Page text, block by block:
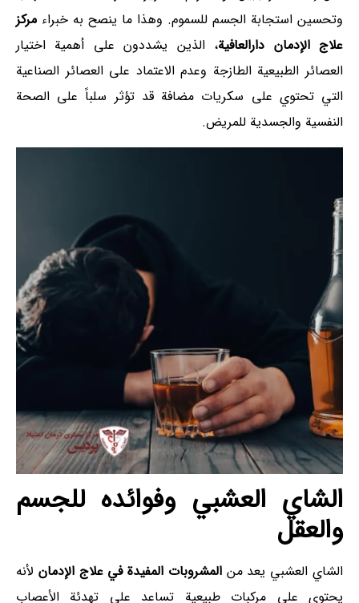
وتحسين استجابة الجسم للسموم. وهذا ما ينصح به خبراء مركز
علاج الإدمان دارالعافية، الذين يشددون على أهمية اختيار
العصائر الطبيعية الطازجة وعدم الاعتماد على العصائر الصناعية
التي تحتوي على سكريات مضافة قد تؤثر سلباً على الصحة
النفسية والجسدية للمريض.
الشاي العشبي وفوائده للجسم
والعقل
الشاي العشبي يعد منالمشروبات المفيدة في علاج الإدمان لأنه
يحتوي على مركبات طبيعية تساعد على تهدئة الأعصاب